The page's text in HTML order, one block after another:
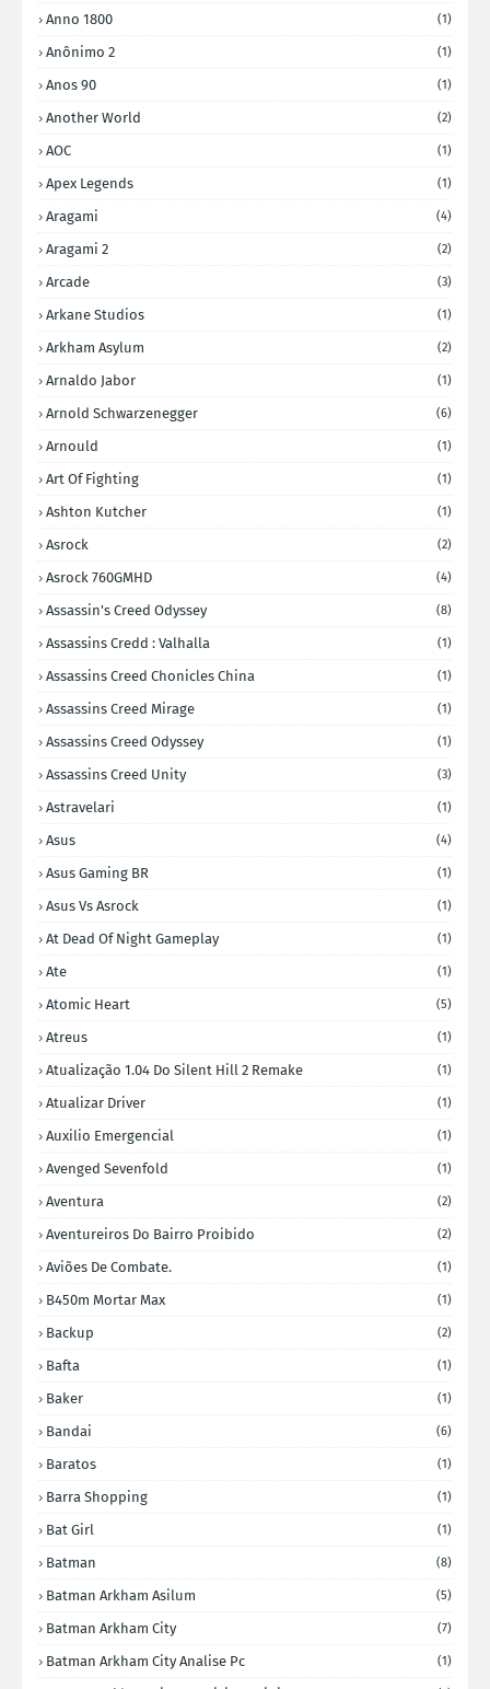
Anno 1800 (1)
Anônimo 2 (1)
Anos 90 (1)
Another World (2)
AOC (1)
Apex Legends (1)
Aragami (4)
Aragami 2 (2)
Arcade (3)
Arkane Studios (1)
Arkham Asylum (2)
Arnaldo Jabor (1)
Arnold Schwarzenegger (6)
Arnould (1)
Art Of Fighting (1)
Ashton Kutcher (1)
Asrock (2)
Asrock 760GMHD (4)
Assassin's Creed Odyssey (8)
Assassins Credd : Valhalla (1)
Assassins Creed Chonicles China (1)
Assassins Creed Mirage (1)
Assassins Creed Odyssey (1)
Assassins Creed Unity (3)
Astravelari (1)
Asus (4)
Asus Gaming BR (1)
Asus Vs Asrock (1)
At Dead Of Night Gameplay (1)
Ate (1)
Atomic Heart (5)
Atreus (1)
Atualização 1.04 Do Silent Hill 2 Remake (1)
Atualizar Driver (1)
Auxilio Emergencial (1)
Avenged Sevenfold (1)
Aventura (2)
Aventureiros Do Bairro Proibido (2)
Aviões De Combate. (1)
B450m Mortar Max (1)
Backup (2)
Bafta (1)
Baker (1)
Bandai (6)
Baratos (1)
Barra Shopping (1)
Bat Girl (1)
Batman (8)
Batman Arkham Asilum (5)
Batman Arkham City (7)
Batman Arkham City Analise Pc (1)